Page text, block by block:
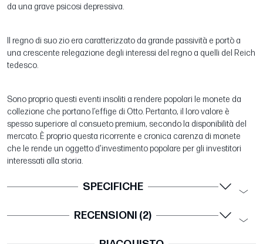
da una grave psicosi depressiva.
Il regno di suo zio era caratterizzato da grande passività e portò a
una crescente relegazione degli interessi del regno a quelli del Reich
tedesco.
Sono proprio questi eventi insoliti a rendere popolari le monete da
collezione che portano l’effige di Otto. Pertanto, il loro valore è
spesso superiore al consueto premium, secondo la disponibilità del
mercato. È proprio questa ricorrente e cronica carenza di monete
che le rende un oggetto d'investimento popolare per gli investitori
interessati alla storia.
SPECIFICHE
RECENSIONI (2)